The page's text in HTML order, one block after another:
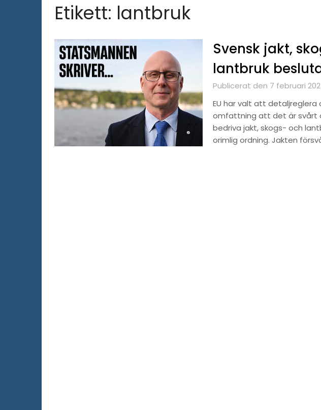
Etikett: lantbruk
Svensk jakt,
lantbruk
Publicerat den 7 februari
EU har valt att detaljreglera
omfattning att det är svårt
bedriva jakt, skogs- och
orimlig ordning. Jakten